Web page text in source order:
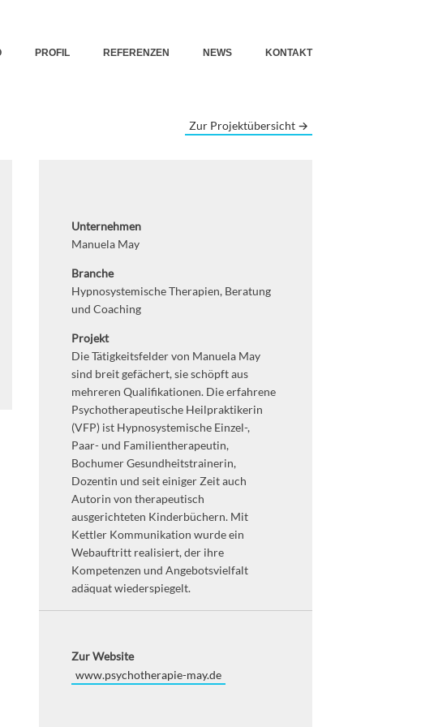
PROFIL REFERENZEN NEWS KONTAKT
Zur Projektübersicht →
Unternehmen
Manuela May
Branche
Hypnosystemische Therapien, Beratung
und Coaching
Projekt
Die Tätigkeitsfelder von Manuela May
sind breit gefächert, sie schöpft aus
mehreren Qualifikationen. Die erfahrene
Psychotherapeutische Heilpraktikerin
(VFP) ist Hypnosystemische Einzel-,
Paar- und Familientherapeutin,
Bochumer Gesundheitstrainerin,
Dozentin und seit einiger Zeit auch
Autorin von therapeutisch
ausgerichteten Kinderbüchern. Mit
Kettler Kommunikation wurde ein
Webauftritt realisiert, der ihre
Kompetenzen und Angebotsvielfalt
adäquat wiederspiegelt.
Zur Website
www.psychotherapie-may.de